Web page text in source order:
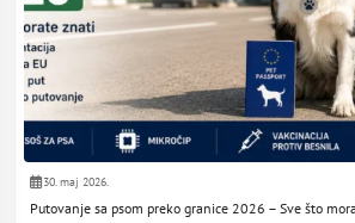
30. maj 2026.
Putovanje sa psom preko granice 2026 – Sve što